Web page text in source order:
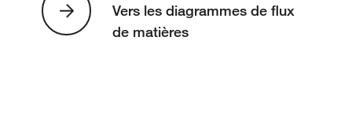
Vers les diagrammes de flux
de matières